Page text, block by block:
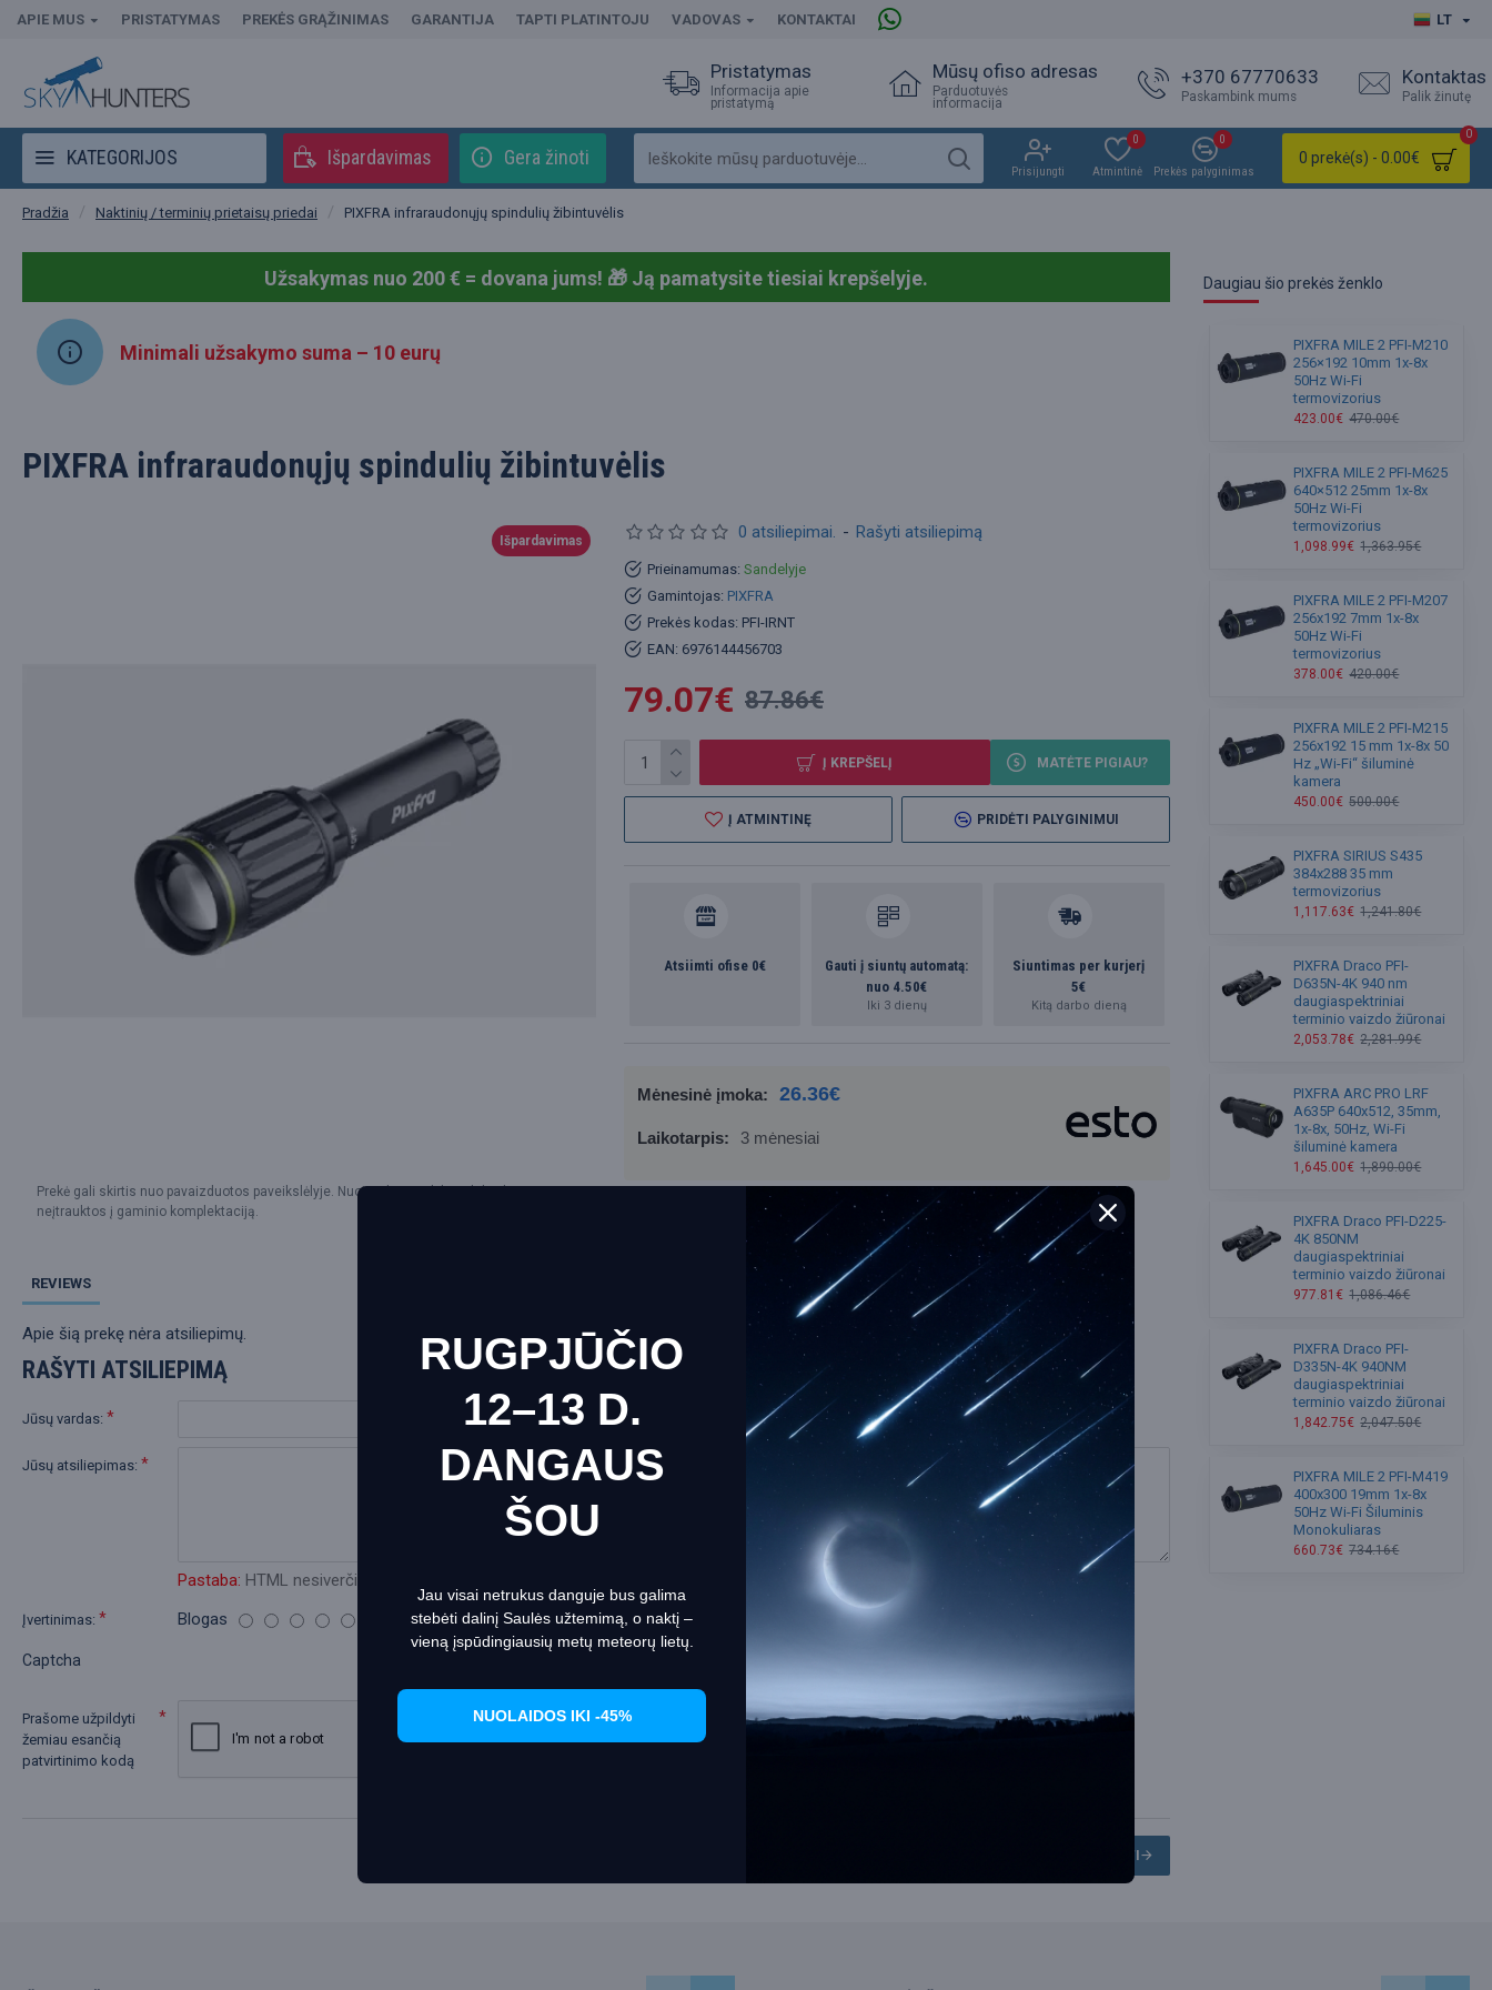
This website uses cookies to ensure you get the best experience on our website
Informacija apie slapukus
APIE MUS PRISTATYMAS PREKĖS GRĄŽINIMAS GARANTIJA TAPTI PLATINTOJU VADOVAS KONTAKTAI LT
Pristatymas
Informacija apie
pristatymą
Mūsų ofiso adresas
Parduotuvės
informacija
+370 67770633
Paskambink mums
Kontaktas
Palik žinutę
KATEGORIJOS Išpardavimas Gera žinoti
Prisijungti Atmintinė
0
Prekės palyginimas
0
0 prekė(s) - 0.00€
0
Pradžia Naktinių / terminių prietaisų priedai PIXFRA infraraudonųjų spindulių žibintuvėlis
Užsakymas nuo 200 € = dovana jums! 🎁 Ją pamatysite tiesiai krepšelyje.
Minimali užsakymo suma – 10 eurų
PIXFRA infraraudonųjų spindulių žibintuvėlis
Išpardavimas
Prekė gali skirtis nuo pavaizduotos paveikslėlyje. Nuotraukoje gali būti dalių, kurios
neįtrauktos į gaminio komplektaciją.
Prieinamumas: Sandelyje
Gamintojas: PIXFRA
Prekės kodas: PFI-IRNT
EAN: 6976144456703
0 atsiliepimai. - Rašyti atsiliepimą
79.07€ 87.86€
Į KREPŠELĮ MATĖTE PIGIAU?
Į ATMINTINĘ PRIDĖTI PALYGINIMUI
Atsiimti ofise 0€
Gauti į siuntų automatą:
nuo 4.50€
Iki 3 dienų
Siuntimas per kurjerį
5€
Kitą darbo dieną
Mėnesinė įmoka: 26.36€
Laikotarpis: 3 mėnesiai
REVIEWS
Apie šią prekę nėra atsiliepimų.
RAŠYTI ATSILIEPIMĄ
Jūsų vardas:
Jūsų atsiliepimas:
Pastaba: HTML nesiverčia!
Įvertinimas: Blogas
Captcha
Prašome užpildyti
žemiau esančią
patvirtinimo kodą
TĘSTI
Daugiau šio prekės ženklo
PIXFRA MILE 2 PFI-M210
256×192 10mm 1x-8x
50Hz Wi-Fi
termovizorius
423.00€ 470.00€
PIXFRA MILE 2 PFI-M625
640×512 25mm 1x-8x
50Hz Wi-Fi
termovizorius
1,098.99€ 1,363.95€
PIXFRA MILE 2 PFI-M207
256x192 7mm 1x-8x
50Hz Wi-Fi
termovizorius
378.00€ 420.00€
PIXFRA MILE 2 PFI-M215
256x192 15 mm 1x-8x 50
Hz „Wi-Fi“ šiluminė
kamera
450.00€ 500.00€
PIXFRA SIRIUS S435
384x288 35 mm
termovizorius
1,117.63€ 1,241.80€
PIXFRA Draco PFI-
D635N-4K 940 nm
daugiaspektriniai
terminio vaizdo žiūronai
2,053.78€ 2,281.99€
PIXFRA ARC PRO LRF
A635P 640x512, 35mm,
1x-8x, 50Hz, Wi-Fi
šiluminė kamera
1,645.00€ 1,890.00€
PIXFRA Draco PFI-D225-
4K 850NM
daugiaspektriniai
terminio vaizdo žiūronai
977.81€ 1,086.46€
PIXFRA Draco PFI-
D335N-4K 940NM
daugiaspektriniai
terminio vaizdo žiūronai
1,842.75€ 2,047.50€
PIXFRA MILE 2 PFI-M419
400x300 19mm 1x-8x
50Hz Wi-Fi Šiluminis
Monokuliaras
660.73€ 734.16€
RUGPJŪČIO
12–13 D.
DANGAUS
ŠOU
Jau visai netrukus danguje bus galima
stebėti dalinį Saulės užtemimą, o naktį –
vieną įspūdingiausių metų meteorų lietų.
NUOLAIDOS IKI -45%